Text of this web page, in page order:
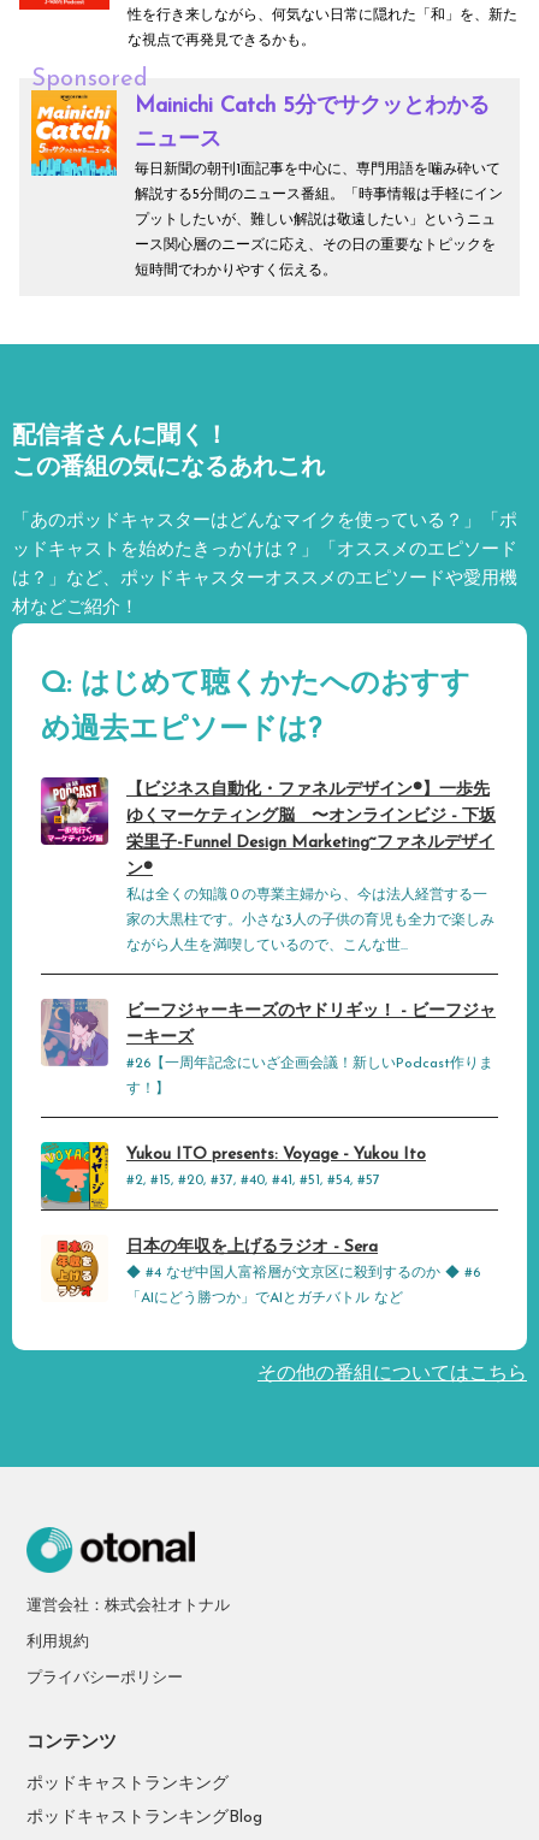
性を行き来しながら、何気ない日常に隠れた「和」を、新た
な視点で再発見できるかも。
Sponsored
Mainichi Catch 5分でサクッとわかる
ニュース
毎日新聞の朝刊1面記事を中心に、専門用語を噛み砕いて
解説する5分間のニュース番組。「時事情報は手軽にイン
プットしたいが、難しい解説は敬遠したい」というニュ
ース関心層のニーズに応え、その日の重要なトピックを
短時間でわかりやすく伝える。
配信者さんに聞く！
この番組の気になるあれこれ
「あのポッドキャスターはどんなマイクを使っている？」「ポ
ッドキャストを始めたきっかけは？」「オススメのエピソード
は？」など、 ポッドキャスターオススメのエピソードや愛用機
材などご紹介！
Q: はじめて聴くかたへのおすす
め過去エピソードは?
【ビジネス自動化・ファネルデザイン®️】一歩先
ゆくマーケティング脳 〜オンラインビジ - 下坂
栄里子-Funnel Design Marketing~ファネルデザイ
ン®︎
私は全くの知識０の専業主婦から、今は法人経営する一
家の大黒柱です。小さな3人の子供の育児も全力で楽しみ
ながら人生を満喫しているので、こんな世...
ビーフジャーキーズのヤドリギッ！ - ビーフジャ
ーキーズ
#26【一周年記念にいざ企画会議！新しいPodcast作りま
す！】
Yukou ITO presents: Voyage - Yukou Ito
#2, #15, #20, #37, #40, #41, #51, #54, #57
日本の年収を上げるラジオ - Sera
◆ #4 なぜ中国人富裕層が文京区に殺到するのか ◆ #6
「AIにどう勝つか」でAIとガチバトル など
その他の番組についてはこちら
運営会社：株式会社オトナル
利用規約
プライバシーポリシー
コンテンツ
ポッドキャストランキング
ポッドキャストランキングBlog